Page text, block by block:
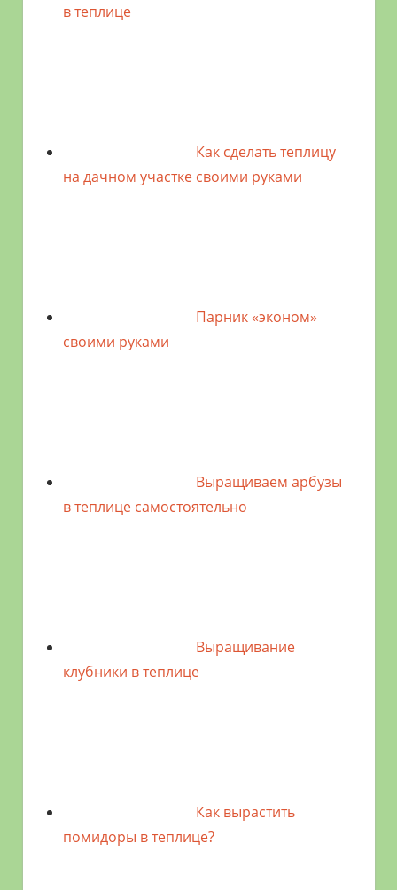
в теплице
Как сделать теплицу
на дачном участке своими руками
Парник «эконом»
своими руками
Выращиваем арбузы
в теплице самостоятельно
Выращивание
клубники в теплице
Как вырастить
помидоры в теплице?